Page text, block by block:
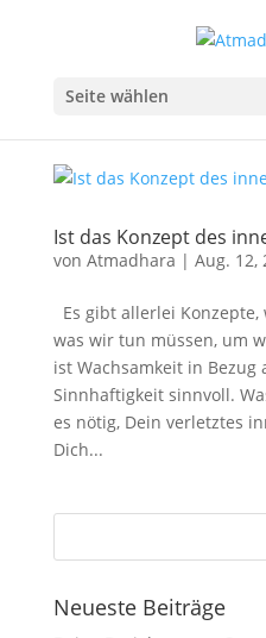
Seite wählen
Ist das Konzept des
von Atmadhara | Aug. 12,
Es gibt allerlei
was wir tun müssen, um
ist Wachsamkeit in
Sinnhaftigkeit sinnvoll.
es nötig, Dein verletztes
Dich...
Neueste Beiträge